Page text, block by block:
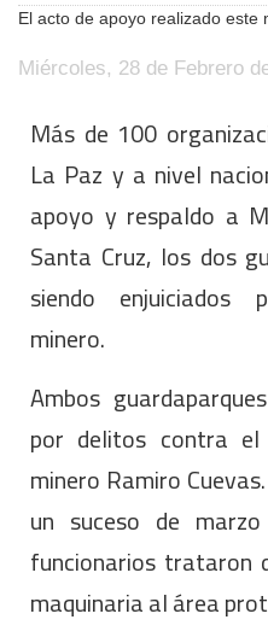
El acto de apoyo realizado este
Miércoles, 28 de Febrero
Más de 100
La Paz y a nivel
apoyo y respaldo a
Santa Cruz, los dos
siendo enjuiciados
minero.
Ambos
por delitos contra
minero Ramiro
un suceso de
funcionarios trataron
maquinaria al área